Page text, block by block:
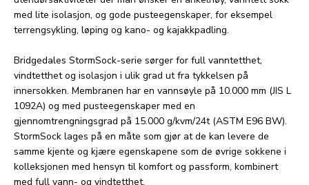
med lite isolasjon, og gode pusteegenskaper, for eksempel
terrengsykling, løping og kano- og kajakkpadling.
Bridgedales StormSock-serie sørger for full vanntetthet,
vindtetthet og isolasjon i ulik grad ut fra tykkelsen på
innersokken. Membranen har en vannsøyle på 10.000 mm (JIS L
1092A) og med pusteegenskaper med en
gjennomtrengningsgrad på 15.000 g/kvm/24t (ASTM E96 BW).
StormSock lages på en måte som gjør at de kan levere de
samme kjente og kjære egenskapene som de øvrige sokkene i
kolleksjonen med hensyn til komfort og passform, kombinert
med full vann- og vindtetthet.